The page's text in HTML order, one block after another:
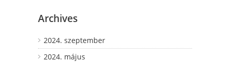
Archives
2024. szeptember
2024. május